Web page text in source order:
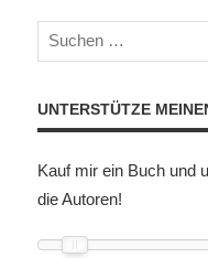
UNTERSTÜTZE
Kauf mir ein Buch und
die Autoren!